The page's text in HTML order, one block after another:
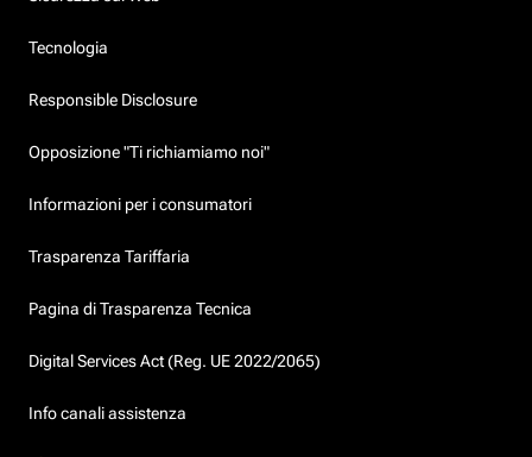
Tecnologia
Responsible Disclosure
Opposizione "Ti richiamiamo noi"
Informazioni per i consumatori
Trasparenza Tariffaria
Pagina di Trasparenza Tecnica
Digital Services Act (Reg. UE 2022/2065)
Info canali assistenza